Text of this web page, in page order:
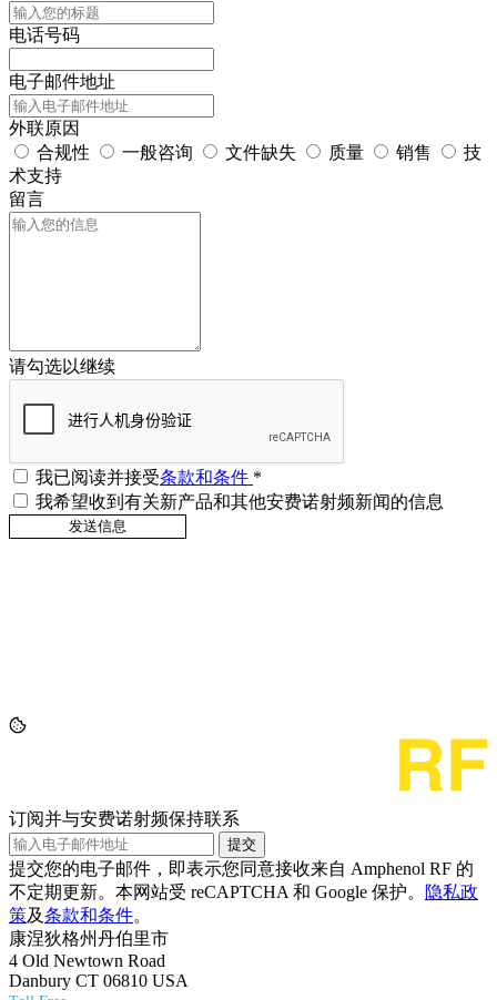
电话号码
电子邮件地址
外联原因
合规性
一般咨询 文件缺失 质量 销售
技
术支持
留言
请勾选以继续
我已阅读并接受条款和条件 *
我希望收到有关新产品和其他安费诺射频新闻的信息
订阅并与安费诺射频保持联系
提交
提交您的电子邮件，即表示您同意接收来自 Amphenol RF 的
不定期更新。本网站受 reCAPTCHA 和 Google 保护。
隐私政
策及条款和条件。
康涅狄格州丹伯里市
4 Old Newtown Road
Danbury CT 06810 USA